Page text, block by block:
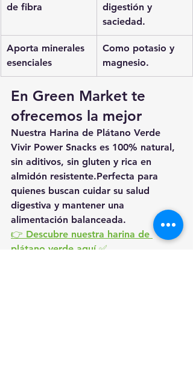
de fibra
digestión y
saciedad.
Aporta minerales
esenciales
Como potasio y
magnesio.
En Green Market te
ofrecemos la mejor
Nuestra Harina de Plátano Verde
Vivir Power Snacks es 100% natural,
sin aditivos, sin gluten y rica en
almidón resistente.Perfecta para
quienes buscan cuidar su salud
digestiva y mantener una
alimentación balanceada.
👉 Descubre nuestra harina de
plátano verde aquí ✅